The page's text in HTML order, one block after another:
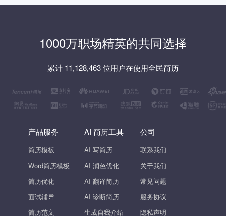
1000万职场精英的共同选择
累计 11,128,463 位用户在使用全民简历
产品服务
简历模板
Word简历模板
简历优化
面试辅导
简历范文
AI 简历工具
AI 写简历
AI 润色优化
AI 翻译简历
AI 诊断简历
生成自我介绍
公司
联系我们
关于我们
常见问题
服务协议
隐私声明